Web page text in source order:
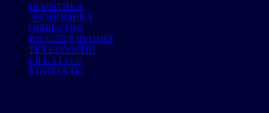
ПОЛИТИКА
ЭКОНОМИКА
ОБЩЕСТВО
РАССЛЕДОВАНИЯ
ТЕХНОЛОГИИ
LIFE STYLE
КОНТАКТЫ